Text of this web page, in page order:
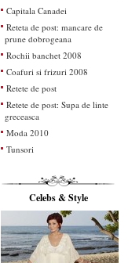
Capitala Canadei
Reteta de post: mancare de
prune dobrogeana
Rochii banchet 2008
Coafuri si frizuri 2008
Retete de post
Retete de post: Supa de linte
greceasca
Moda 2010
Tunsori
Celebs & Style